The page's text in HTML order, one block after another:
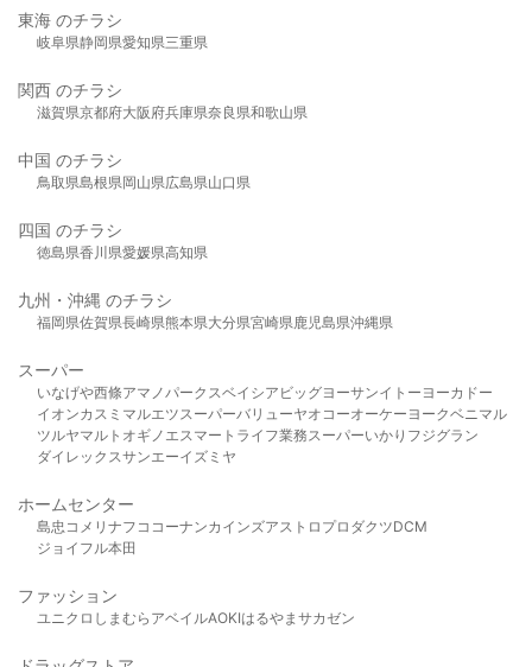
東海 のチラシ
岐阜県静岡県愛知県三重県
関西 のチラシ
滋賀県京都府大阪府兵庫県奈良県和歌山県
中国 のチラシ
鳥取県島根県岡山県広島県山口県
四国 のチラシ
徳島県香川県愛媛県高知県
九州・沖縄 のチラシ
福岡県佐賀県長崎県熊本県大分県宮崎県鹿児島県沖縄県
スーパー
いなげや西條アマノパークスベイシア ビッグヨーサンイトーヨーカドー
イオンカスミ マルエツスーパーバリューヤオコーオーケー ヨークベニマル
ツルヤマルト オギノ エスマート ライフ業務スーパーいかり フジグラン
ダイレックスサンエーイズミヤ
ホームセンター
島忠 コメリ ナフコ コーナンカインズアストロプロダクツDCM
ジョイフル本田
ファッション
ユニクロ しまむら アベイルAOKIはるやま サカゼン